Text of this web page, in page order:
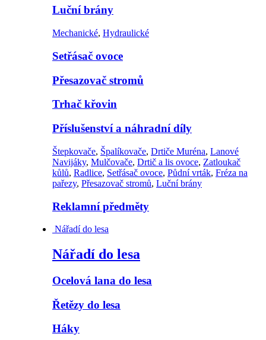
Luční brány
Mechanické, Hydraulické
Setřásač ovoce
Přesazovač stromů
Trhač křovin
Příslušenství a náhradní díly
Štepkovače, Špalíkovače, Drtiče Muréna, Lanové
Navijáky, Mulčovače, Drtič a lis ovoce, Zatloukač
kůlů, Radlice, Setřásač ovoce, Půdní vrták, Fréza na
pařezy, Přesazovač stromů, Luční brány
Reklamní předměty
Nářadí do lesa
Nářadí do lesa
Ocelová lana do lesa
Řetězy do lesa
Háky